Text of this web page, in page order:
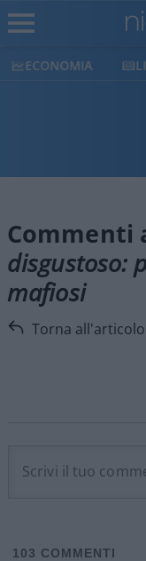
ECONOMIA
disgustoso:
mafiosi
Torna all'articolo
103 COMMENTI